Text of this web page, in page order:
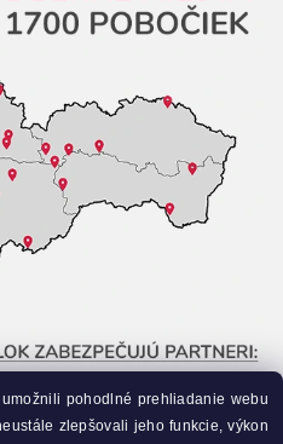
pohodlné prehliadanie webu
zlepšovali jeho funkcie, výkon